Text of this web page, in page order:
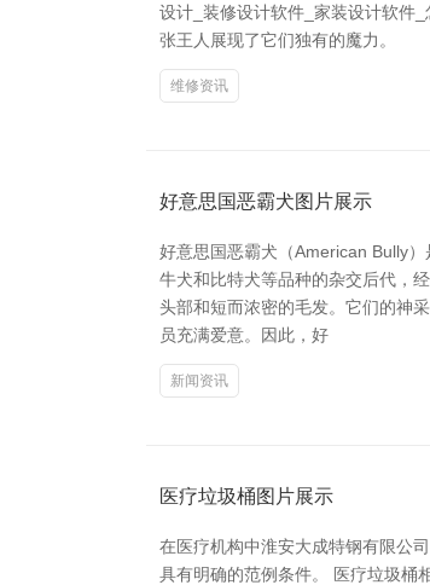
设计_装修设计软件_家装设计软件
张王人展现了它们独有的魔力。
维修资讯
好意思国恶霸犬图片展示
好意思国恶霸犬（American Bully
牛犬和比特犬等品种的杂交后代，
头部和短而浓密的毛发。它们的神
员充满爱意。因此，好
新闻资讯
医疗垃圾桶图片展示
在医疗机构中淮安大成特钢有限公
具有明确的范例条件。 医疗垃圾桶